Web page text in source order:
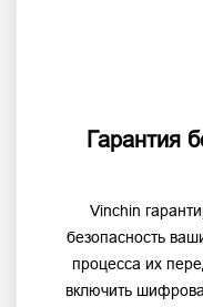
Гарантия
Vinchin
безопасность
процесса их
включить